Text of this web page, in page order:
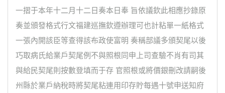
一摺于本年十二月十二日奏本日奉 旨依議欽此相應抄錄原
奏並頒發格式行文福建巡撫欽遵辦理可也計粘單一紙格式
一張內開該臣等查得該布政使富明 奏稱部議多頒契尾以後
巧取病氏給業戶契尾例不與照根同申上司查驗不肖有司其
與給民契尾則按數登填而于存 官照根或將價銀刪改請嗣後
州縣於業戶納稅時將契尾粘連用印存貯每遇十號申送知府